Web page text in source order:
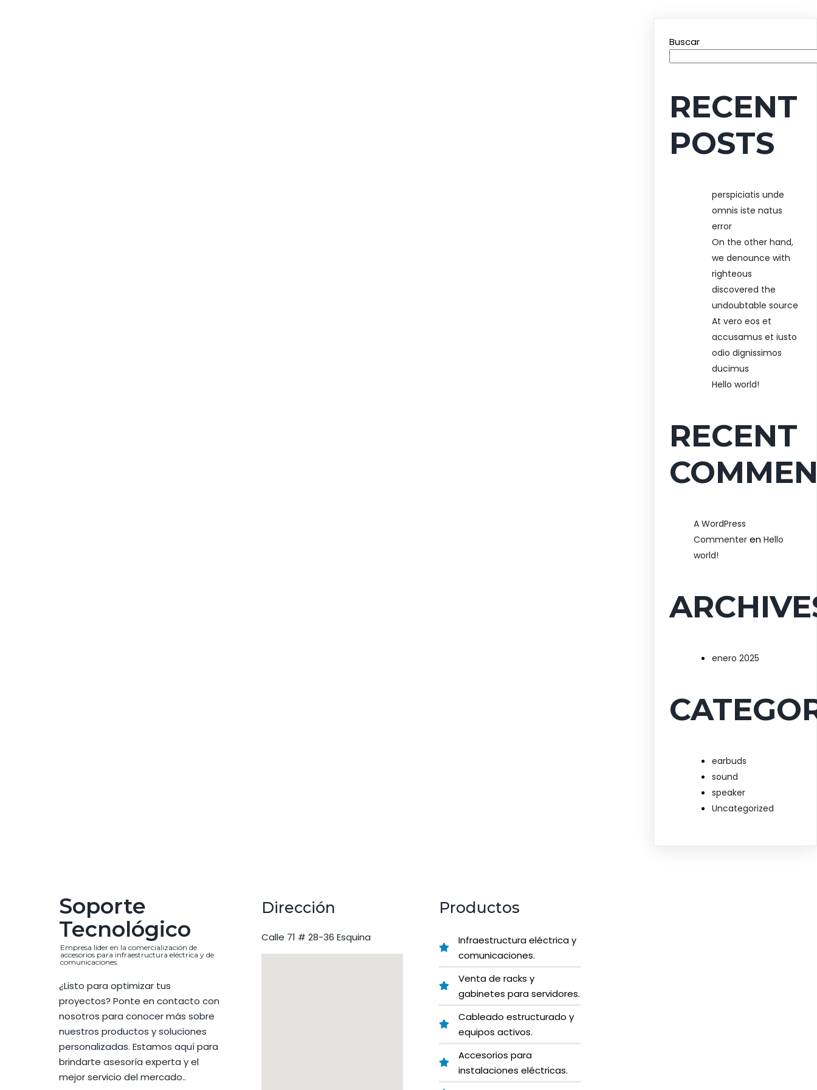
Buscar
RECENT
POSTS
perspiciatis unde
omnis iste natus
error
On the other hand,
we denounce with
righteous
discovered the
undoubtable source
At vero eos et
accusamus et iusto
odio dignissimos
ducimus
Hello world!
RECENT
A WordPress
Commenter enHello
world!
enero 2025
earbuds
sound
speaker
Uncategorized
Soporte
Tecnológico
Empresa líder en la comercialización de
accesorios para infraestructura eléctrica y de
comunicaciones.
¿Listo para optimizar tus
proyectos? Ponte en contacto con
nosotros para conocer más sobre
nuestros productos y soluciones
personalizadas. Estamos aquí para
brindarte asesoría experta y el
mejor servicio del mercado..
Dirección
Calle 71 # 28-36 Esquina
Productos
Infraestructura eléctrica y
comunicaciones.
Venta de racks y
gabinetes para servidores.
Cableado estructurado y
equipos activos.
Accesorios para
instalaciones eléctricas.